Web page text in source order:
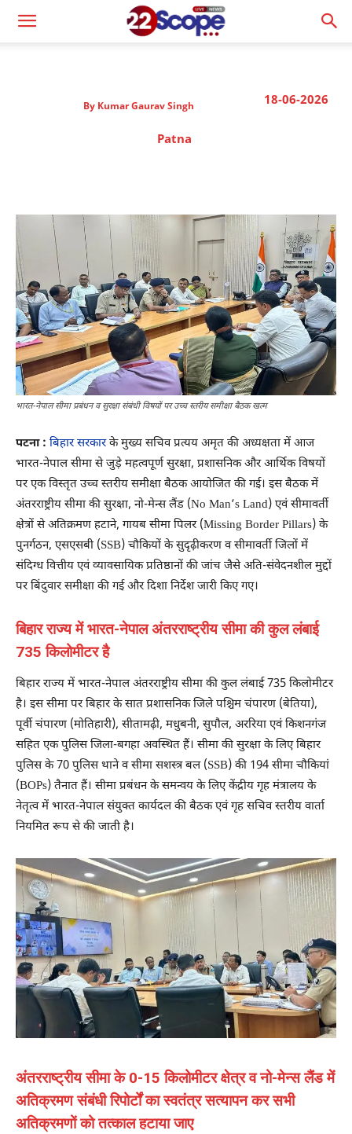
18-06-2026
By Kumar Gaurav Singh
Patna
भारत-नेपाल सीमा प्रबंधन व सुरक्षा संबंधी विषयों पर उच्च स्तरीय समीक्षा बैठक खत्म
पटना : बिहार सरकारके मुख्य सचिव प्रत्यय अमृत की अध्यक्षता में आज
भारत-नेपाल सीमा से जुड़े महत्वपूर्ण सुरक्षा, प्रशासनिक और आर्थिक विषयों
पर एक विस्तृत उच्च स्तरीय समीक्षा बैठक आयोजित की गई। इस बैठक में
अंतरराष्ट्रीय सीमा की सुरक्षा, नो-मेन्स लैंड (No Man’s Land) एवं सीमावर्ती
क्षेत्रों से अतिक्रमण हटाने, गायब सीमा पिलर (Missing Border Pillars) के
पुनर्गठन, एसएसबी (SSB) चौकियों के सुदृढ़ीकरण व सीमावर्ती जिलों में
संदिग्ध वित्तीय एवं व्यावसायिक प्रतिष्ठानों की जांच जैसे अति-संवेदनशील मुद्दों
पर बिंदुवार समीक्षा की गई और दिशा निर्देश जारी किए गए।
बिहार राज्य में भारत-नेपाल अंतरराष्ट्रीय सीमा की कुल लंबाई
735 किलोमीटर है
बिहार राज्य में भारत-नेपाल अंतरराष्ट्रीय सीमा की कुल लंबाई 735 किलोमीटर
है। इस सीमा पर बिहार के सात प्रशासनिक जिले पश्चिम चंपारण (बेतिया),
पूर्वी चंपारण (मोतिहारी), सीतामढ़ी, मधुबनी, सुपौल, अररिया एवं किशनगंज
सहित एक पुलिस जिला-बगहा अवस्थित हैं। सीमा की सुरक्षा के लिए बिहार
पुलिस के 70 पुलिस थाने व सीमा सशस्त्र बल (SSB) की 194 सीमा चौकियां
(BOPs) तैनात हैं। सीमा प्रबंधन के समन्वय के लिए केंद्रीय गृह मंत्रालय के
नेतृत्व में भारत-नेपाल संयुक्त कार्यदल की बैठक एवं गृह सचिव स्तरीय वार्ता
नियमित रूप से की जाती है।
अंतरराष्ट्रीय सीमा के 0-15 किलोमीटर क्षेत्र व नो-मेन्स लैंड में
अतिक्रमण संबंधी रिपोर्टों का स्वतंत्र सत्यापन कर सभी
अतिक्रमणों को तत्काल हटाया जाए